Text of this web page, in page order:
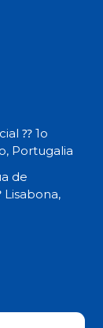
⁇ 1o
Portugalia
de
Lisabona,